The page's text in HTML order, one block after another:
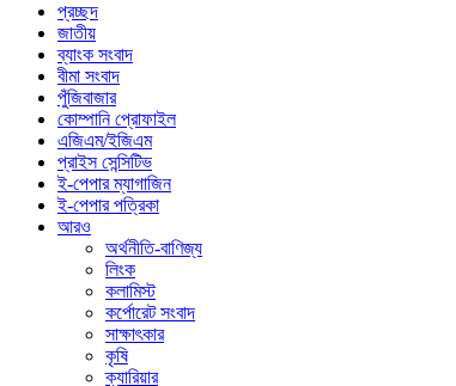
প্রচ্ছদ
জাতীয়
ব্যাংক সংবাদ
বীমা সংবাদ
পুঁজিবাজার
কোম্পানি প্রোফাইল
এজিএম/ইজিএম
প্রাইস সেন্সিটিভ
ই-পেপার ম্যাগাজিন
ই-পেপার পত্রিকা
আরও
অর্থনীতি-বাণিজ্য
লিংক
কলামিস্ট
কর্পোরেট সংবাদ
সাক্ষাৎকার
কৃষি
ক্যারিয়ার